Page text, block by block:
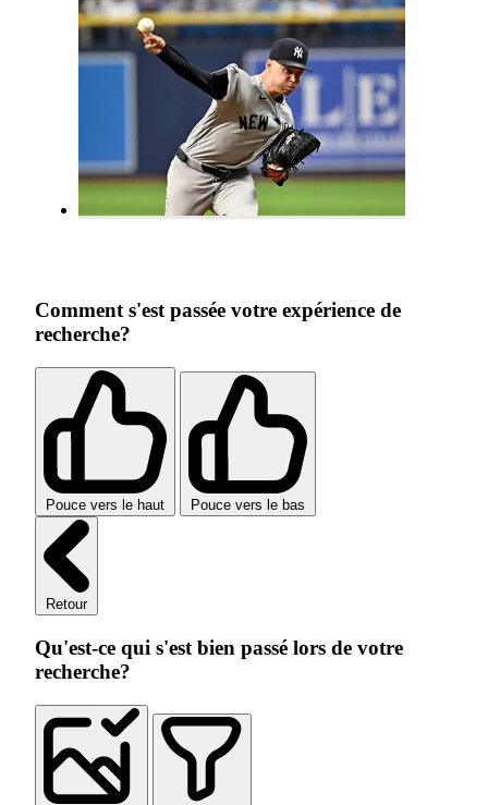
Comment s'est passée votre expérience de
recherche?
Pouce vers le haut Pouce vers le bas
Retour
Qu'est-ce qui s'est bien passé lors de votre
recherche?